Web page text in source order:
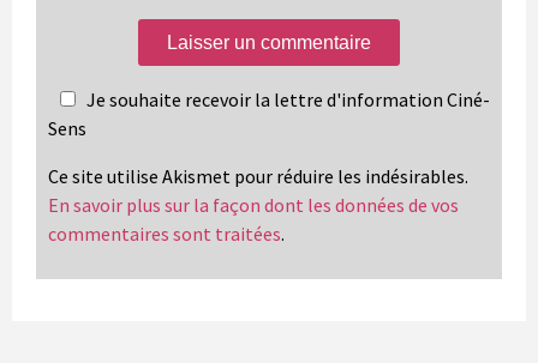
Je souhaite recevoir la lettre d'information Ciné-
Sens
Ce site utilise Akismet pour réduire les indésirables.
En savoir plus sur la façon dont les données de vos
commentaires sont traitées.